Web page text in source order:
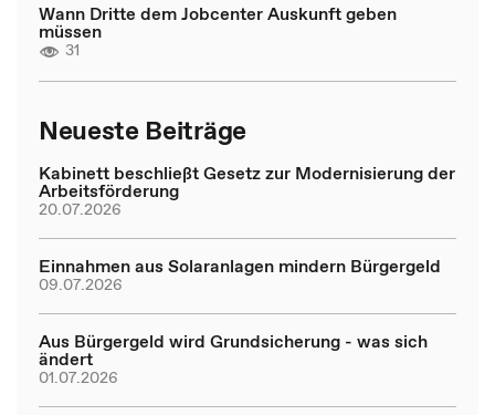
Wann Dritte dem Jobcenter Auskunft geben
müssen
31
Neueste Beiträge
Kabinett beschließt Gesetz zur Modernisierung der
Arbeitsförderung
20.07.2026
Einnahmen aus Solaranlagen mindern Bürgergeld
09.07.2026
Aus Bürgergeld wird Grundsicherung - was sich
ändert
01.07.2026